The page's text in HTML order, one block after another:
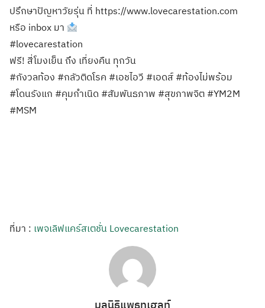
ปรึกษาปัญหาวัยรุ่น ที่ https://www.lovecarestation.com
หรือ inbox มา
#lovecarestation
ฟรี! สี่โมงเย็น ถึง เที่ยงคืน ทุกวัน
#กังวลท้อง #กลัวติดโรค #เอชไอวี #เอดส์ #ท้องไม่พร้อม
#โดนรังแก #คุมกำเนิด #สัมพันธภาพ #สุขภาพจิต #YM2M
#MSM
ที่มา : เพจเลิฟแคร์สเตชั่น Lovecarestation
มูลนิธิแพธทูเฮลท์